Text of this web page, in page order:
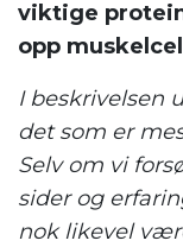
viktige
opp
I beskrivelsen
det som er
Selv om vi
sider og
nok likevel